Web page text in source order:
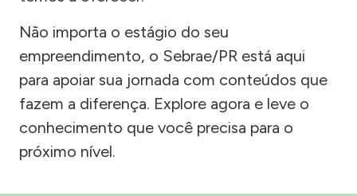
Não importa o estágio do seu
empreendimento, o Sebrae/PR está aqui
para apoiar sua jornada com conteúdos que
fazem a diferença. Explore agora e leve o
conhecimento que você precisa para o
próximo nível.